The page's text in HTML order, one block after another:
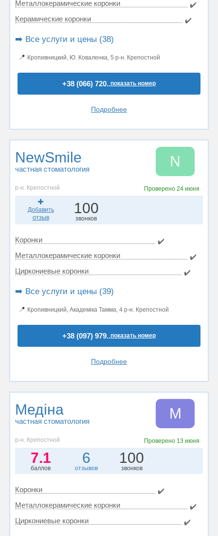
Металлокерамические коронки
✔️
Керамические коронки
✔️
➡️ Все услуги и цены (38)
📍 Кропивницкий, Ю. Коваленкa, 5 р-н. Крепостной
+38 (066) 720..показать номер
Подробнее
NewSmile
частная стоматология N
р-н. Крепостной Проверено 24 июня
Добавить
отзыв
100
звонков
Коронки
✔️
Металлокерамические коронки
✔️
Циркониевые коронки
✔️
➡️ Все услуги и цены (39)
📍 Кропивницкий, Академіка Тамма, 4 р-н. Крепостной
+38 (097) 979..показать номер
Подробнее
Медіна
частная стоматология М
р-н. Крепостной Проверено 13 июня
7.1
баллов
6
отзывов
100
звонков
Коронки
✔️
Металлокерамические коронки
✔️
Циркониевые коронки
✔️